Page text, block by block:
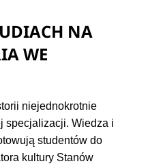
NA
WE
niejednokrotnie
specjalizacji. Wiedza i
studentów do
kultury Stanów